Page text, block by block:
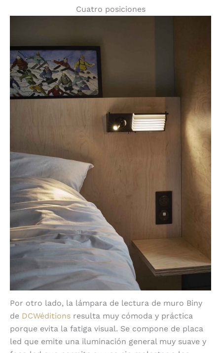
Cuatro posiciones
Por otro lado, la lámpara de lectura de muro Biny
de DCWéditions resulta muy cómoda y práctica
porque evita la fatiga visual. Se compone de placa
led que emite una iluminación general muy suave y